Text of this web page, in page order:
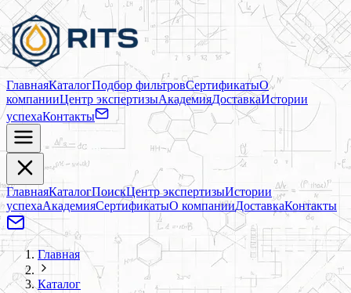
ГлавнаяКаталогПодбор фильтровСертификатыО
компанииЦентр экспертизыАкадемияДоставкаИстории
успехаКонтакты
ГлавнаяКаталогПоискЦентр экспертизыИстории
успехаАкадемияСертификатыО компанииДоставкаКонтакты
Главная
Каталог